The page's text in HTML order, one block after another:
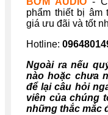
phẩm thiết bị âm
giá ưu đãi và tốt
Hotline:
Ngoài ra nếu
nào hoặc chưa
để lại câu hỏi
viên của chúng
những thắc mắc